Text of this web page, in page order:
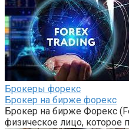
Брокеры форекс
Брокер на бирже форекс
Брокер на бирже Форекс
физическое лицо, которое